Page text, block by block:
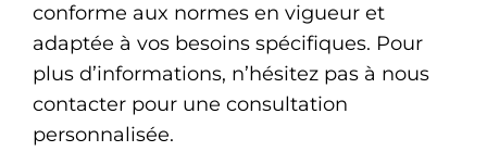
conforme aux normes en vigueur et
adaptée à vos besoins spécifiques. Pour
plus d’informations, n’hésitez pas à nous
contacter pour une consultation
personnalisée.